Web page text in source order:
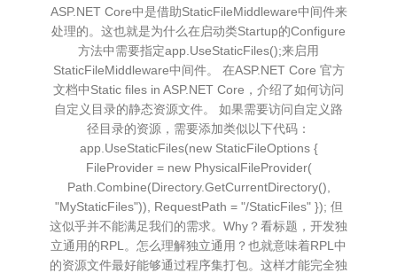
ASP.NET Core中是借助StaticFileMiddleware中间件来
处理的。这也就是为什么在启动类Startup的Configure
方法中需要指定app.UseStaticFiles();来启用
StaticFileMiddleware中间件。 在ASP.NET Core 官方
文档中Static files in ASP.NET Core，介绍了如何访问
自定义目录的静态资源文件。 如果需要访问自定义路
径目录的资源，需要添加类似以下代码：
app.UseStaticFiles(new StaticFileOptions {
FileProvider = new PhysicalFileProvider(
Path.Combine(Directory.GetCurrentDirectory(),
"MyStaticFiles")), RequestPath = "/StaticFiles" }); 但
这似乎并不能满足我们的需求。Why？看标题，开发独
立通用的RPL。怎么理解独立通用？也就意味着RPL中
的资源文件最好能够通过程序集打包。这样才能完全独